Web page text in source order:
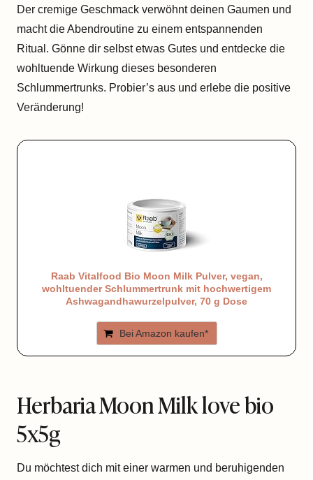
Der cremige Geschmack verwöhnt deinen Gaumen und
macht die Abendroutine zu einem entspannenden
Ritual. Gönne dir selbst etwas Gutes und entdecke die
wohltuende Wirkung dieses besonderen
Schlummertrunks. Probier’s aus und erlebe die positive
Veränderung!
Raab Vitalfood Bio Moon Milk Pulver, vegan,
wohltuender Schlummertrunk mit hochwertigem
Ashwagandhawurzelpulver, 70 g Dose
Bei Amazon kaufen*
Herbaria Moon Milk love bio
5x5g
Du möchtest dich mit einer warmen und beruhigenden